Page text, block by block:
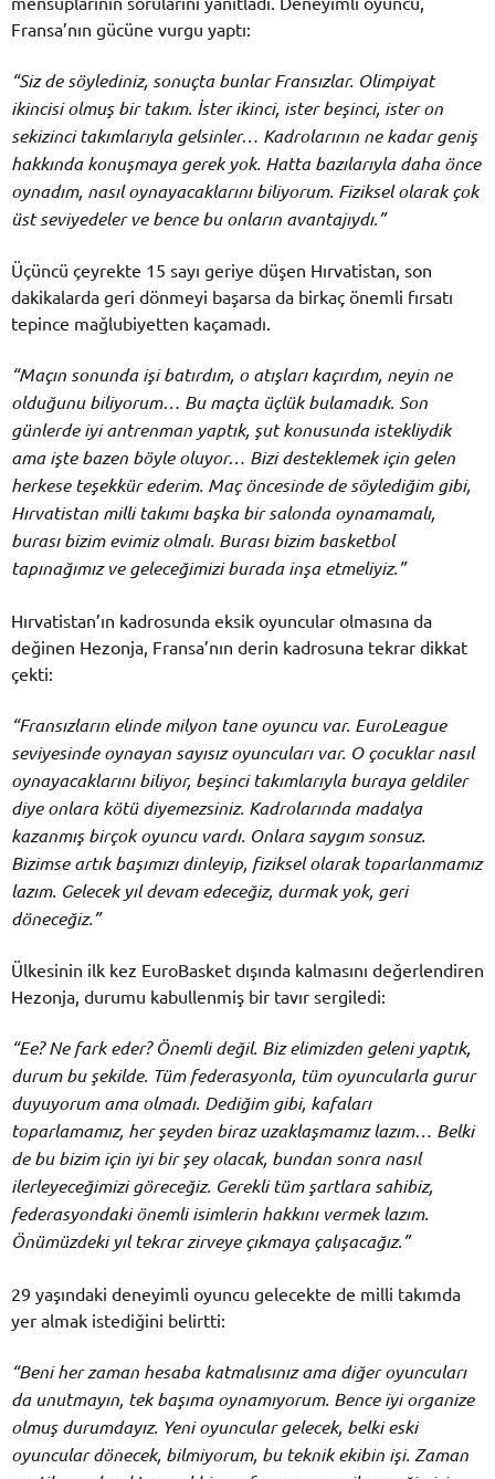
Fransa’nın gücüne vurgu yaptı:
“Siz de söylediniz, sonuçta bunlar Fransızlar. Olimpiyat
ikincisi olmuş bir takım. İster ikinci, ister beşinci, ister on
sekizinci takımlarıyla gelsinler… Kadrolarının ne kadar geniş
hakkında konuşmaya gerek yok. Hatta bazılarıyla daha önce
oynadım, nasıl oynayacaklarını biliyorum. Fiziksel olarak çok
üst seviyedeler ve bence bu onların avantajıydı.”
Üçüncü çeyrekte 15 sayı geriye düşen Hırvatistan, son
dakikalarda geri dönmeyi başarsa da birkaç önemli fırsatı
tepince mağlubiyetten kaçamadı.
“Maçın sonunda işi batırdım, o atışları kaçırdım, neyin ne
olduğunu biliyorum… Bu maçta üçlük bulamadık. Son
günlerde iyi antrenman yaptık, şut konusunda istekliydik
ama işte bazen böyle oluyor… Bizi desteklemek için gelen
herkese teşekkür ederim. Maç öncesinde de söylediğim gibi,
Hırvatistan milli takımı başka bir salonda oynamamalı,
burası bizim evimiz olmalı. Burası bizim basketbol
tapınağımız ve geleceğimizi burada inşa etmeliyiz.”
Hırvatistan’ın kadrosunda eksik oyuncular olmasına da
değinen Hezonja, Fransa’nın derin kadrosuna tekrar dikkat
çekti:
“Fransızların elinde milyon tane oyuncu var. EuroLeague
seviyesinde oynayan sayısız oyuncuları var. O çocuklar nasıl
oynayacaklarını biliyor, beşinci takımlarıyla buraya geldiler
diye onlara kötü diyemezsiniz. Kadrolarında madalya
kazanmış birçok oyuncu vardı. Onlara saygım sonsuz.
Bizimse artık başımızı dinleyip, fiziksel olarak toparlanmamız
lazım. Gelecek yıl devam edeceğiz, durmak yok, geri
döneceğiz.”
Ülkesinin ilk kez EuroBasket dışında kalmasını değerlendiren
Hezonja, durumu kabullenmiş bir tavır sergiledi:
“Ee? Ne fark eder? Önemli değil. Biz elimizden geleni yaptık,
durum bu şekilde. Tüm federasyonla, tüm oyuncularla gurur
duyuyorum ama olmadı. Dediğim gibi, kafaları
toparlamamız, her şeyden biraz uzaklaşmamız lazım… Belki
de bu bizim için iyi bir şey olacak, bundan sonra nasıl
ilerleyeceğimizi göreceğiz. Gerekli tüm şartlara sahibiz,
federasyondaki önemli isimlerin hakkını vermek lazım.
Önümüzdeki yıl tekrar zirveye çıkmaya çalışacağız.”
29 yaşındaki deneyimli oyuncu gelecekte de milli takımda
yer almak istediğini belirtti:
“Beni her zaman hesaba katmalısınız ama diğer oyuncuları
da unutmayın, tek başıma oynamıyorum. Bence iyi organize
olmuş durumdayız. Yeni oyuncular gelecek, belki eski
oyuncular dönecek, bilmiyorum, bu teknik ekibin işi. Zaman